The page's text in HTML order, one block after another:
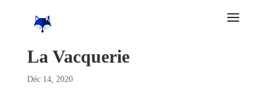
La Vacquerie
Déc 14, 2020